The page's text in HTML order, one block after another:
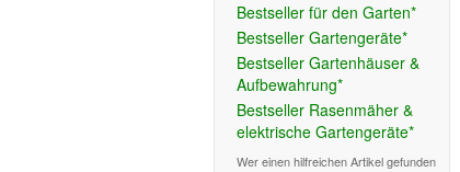
Bestseller für den Garten*
Bestseller Gartengeräte*
Bestseller Gartenhäuser &
Aufbewahrung*
Bestseller Rasenmäher &
elektrische Gartengeräte*
Wer einen hilfreichen Artikel gefunden